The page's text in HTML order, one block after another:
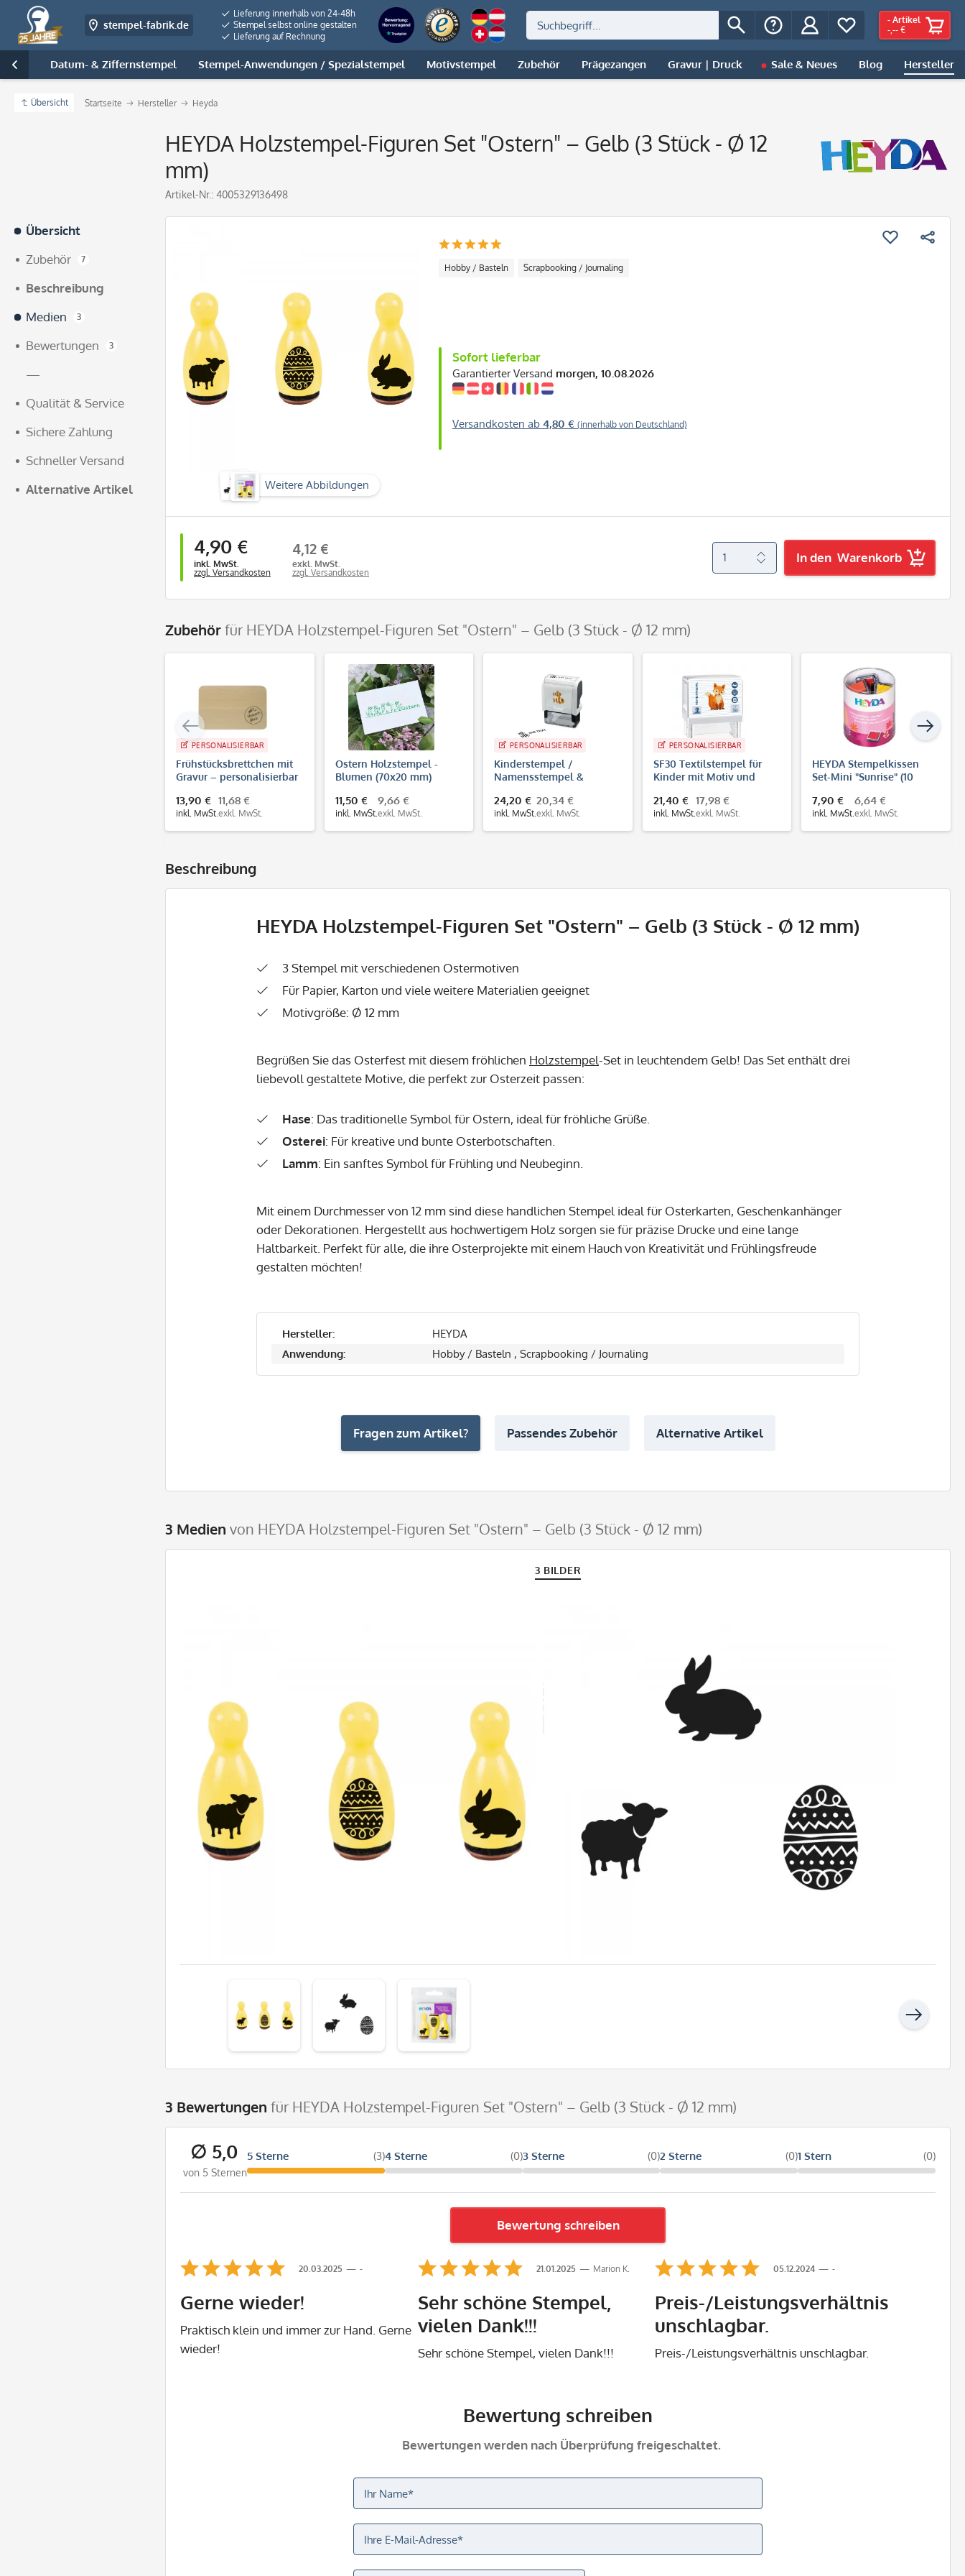
stempel-fabrik.de
Lieferung innerhalb von 24-48h
Stempel selbst online gestalten
Lieferung auf Rechnung
- Artikel
-,-- €
Datum- & Ziffernstempel Stempel-Anwendungen / Spezialstempel Motivstempel Zubehör Prägezangen Gravur | Druck Sale & Neues Blog Hersteller

Übersicht Startseite Hersteller Heyda
HEYDA Holzstempel-Figuren Set "Ostern" – Gelb (3 Stück - Ø 12
mm)
Artikel-Nr.: 4005329136498
Übersicht
Zubehör
7
Beschreibung
Medien
3
Bewertungen 3
—
Qualität & Service
Sichere Zahlung
Schneller Versand
Alternative Artikel
Weitere Abbildungen
Hobby / Basteln Scrapbooking / Journaling
Sofort lieferbar
Garantierter Versand morgen, 10.08.2026
Versandkosten ab 4,80 € (innerhalb von Deutschland)
4,90 €
inkl. MwSt.
zzgl. Versandkosten
4,12 €
exkl. MwSt.
zzgl. Versandkosten
In den Warenkorb
Zubehörfür HEYDA Holzstempel-Figuren Set "Ostern" – Gelb (3 Stück - Ø 12 mm)
PERSONALISIERBAR
Frühstücksbrettchen mit
Gravur – personalisierbar
13,90 €
inkl. MwSt.
11,68 €
exkl. MwSt.
Ostern Holzstempel -
Blumen (70x20 mm)
11,50 €
inkl. MwSt.
9,66 €
exkl. MwSt.
PERSONALISIERBAR
Kinderstempel /
Namensstempel &
Trodat Printy 4912
24,20 €
inkl. MwSt.
20,34 €
exkl. MwSt.
PERSONALISIERBAR
SF30 Textilstempel für
Kinder mit Motiv und
mm)
21,40 €
inkl. MwSt.
17,98 €
exkl. MwSt.
HEYDA Stempelkissen
Set-Mini "Sunrise" (10
7,90 €
inkl. MwSt.
6,64 €
exkl. MwSt.
Beschreibung
HEYDA Holzstempel-Figuren Set "Ostern" – Gelb (3 Stück - Ø 12 mm)
3 Stempel mit verschiedenen Ostermotiven
Für Papier, Karton und viele weitere Materialien geeignet
Motivgröße: Ø 12 mm
Begrüßen Sie das Osterfest mit diesem fröhlichen Holzstempel-Set in leuchtendem Gelb! Das Set enthält drei
liebevoll gestaltete Motive, die perfekt zur Osterzeit passen:
Hase: Das traditionelle Symbol für Ostern, ideal für fröhliche Grüße.
Osterei: Für kreative und bunte Osterbotschaften.
Lamm: Ein sanftes Symbol für Frühling und Neubeginn.
Mit einem Durchmesser von 12 mm sind diese handlichen Stempel ideal für Osterkarten, Geschenkanhänger
oder Dekorationen. Hergestellt aus hochwertigem Holz sorgen sie für präzise Drucke und eine lange
Haltbarkeit. Perfekt für alle, die ihre Osterprojekte mit einem Hauch von Kreativität und Frühlingsfreude
gestalten möchten!
Hersteller:
HEYDA
Anwendung:
Hobby / Basteln , Scrapbooking / Journaling
Fragen zum Artikel? Passendes Zubehör Alternative Artikel
3 Medien von HEYDA Holzstempel-Figuren Set "Ostern" – Gelb (3 Stück - Ø 12 mm)
3 BILDER
3 Bewertungen für HEYDA Holzstempel-Figuren Set "Ostern" – Gelb (3 Stück - Ø 12 mm)
∅ 5,0
von 5 Sternen
5 Sterne (3)4 Sterne (0)3 Sterne (0)2 Sterne (0)1 Stern (0)
Bewertung schreiben
-
20.03.2025
Gerne wieder!
Praktisch klein und immer zur Hand. Gerne
wieder!
Marion K.
21.01.2025
Sehr schöne Stempel,
vielen Dank!!!
Sehr schöne Stempel, vielen Dank!!!
-
05.12.2024
Preis-/Leistungsverhältnis
unschlagbar.
Preis-/Leistungsverhältnis unschlagbar.
Bewertung schreiben
Bewertungen werden nach Überprüfung freigeschaltet.